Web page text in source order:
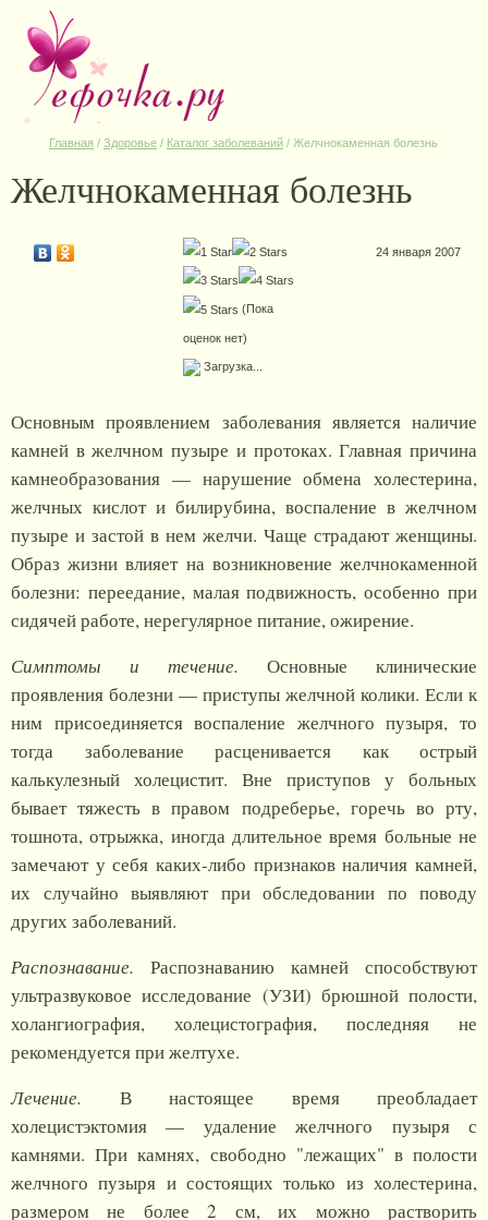
Главная / Здоровье / Каталог заболеваний / Желчнокаменная болезнь
Желчнокаменная болезнь
(Пока
оценок нет)
Загрузка...
24 января 2007
Основным проявлением заболевания является наличие
камней в желчном пузыре и протоках. Главная причина
камнеобразования — нарушение обмена холестерина,
желчных кислот и билирубина, воспаление в желчном
пузыре и застой в нем желчи. Чаще страдают женщины.
Образ жизни влияет на возникновение желчнокаменной
болезни: переедание, малая подвижность, особенно при
сидячей работе, нерегулярное питание, ожирение.
Симптомы и течение. Основные клинические
проявления болезни — приступы желчной колики. Если к
ним присоединяется воспаление желчного пузыря, то
тогда заболевание расценивается как острый
калькулезный холецистит. Вне приступов у больных
бывает тяжесть в правом подреберье, горечь во рту,
тошнота, отрыжка, иногда длительное время больные не
замечают у себя каких-либо признаков наличия камней,
их случайно выявляют при обследовании по поводу
других заболеваний.
Распознавание. Распознаванию камней способствуют
ультразвуковое исследование (УЗИ) брюшной полости,
холангиография, холецистография, последняя не
рекомендуется при желтухе.
Лечение. В настоящее время преобладает
холецистэктомия — удаление желчного пузыря с
камнями. При камнях, свободно "лежащих" в полости
желчного пузыря и состоящих только из холестерина,
размером не более 2 см, их можно растворить